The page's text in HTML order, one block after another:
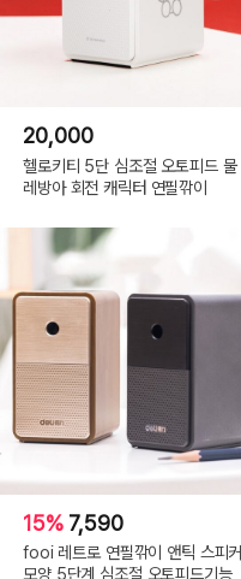
20,000
헬로키티 5단 심조절 오토피드 물
레방아 회전 캐릭터 연필깎이
15% 7,590
fooi 레트로 연필깎이 앤틱 스피커
모양 5단계 심조절 오토피드기능